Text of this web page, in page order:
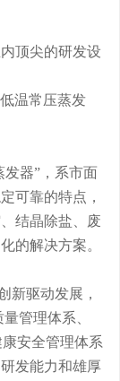
顶尖的研发设
低温常压蒸发
发器” ，系市面
可靠的特点，
结晶除盐、废
的解决方案。
新驱动发展，
量管理体系、
安全管理体系
发能力和雄厚